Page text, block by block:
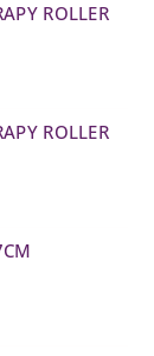
ROLLER
ROLLER